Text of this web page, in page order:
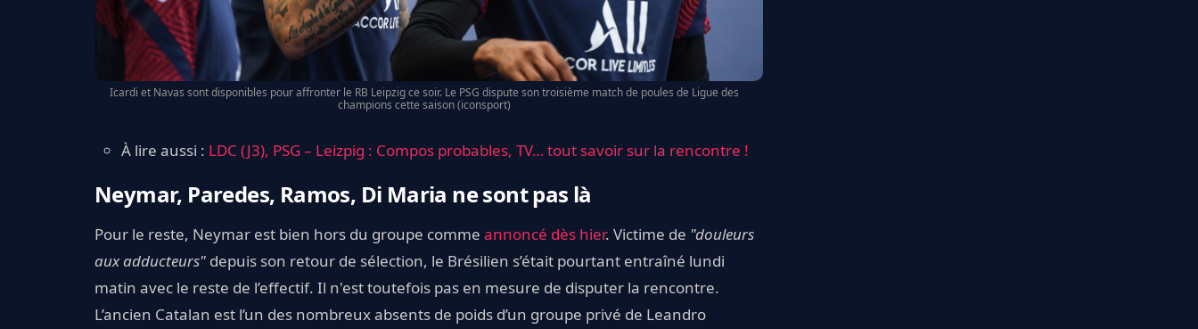
Icardi et Navas sont disponibles pour affronter le RB Leipzig ce soir. Le PSG dispute son troisième match de poules de Ligue des
champions cette saison (iconsport)
À lire aussi : LDC (J3), PSG – Leizpig : Compos probables, TV… tout savoir sur la rencontre !
Neymar, Paredes, Ramos, Di Maria ne sont pas là
Pour le reste, Neymar est bien hors du groupe comme annoncé dès hier. Victime de "douleurs
aux adducteurs" depuis son retour de sélection, le Brésilien s’était pourtant entraîné lundi
matin avec le reste de l’effectif. Il n'est toutefois pas en mesure de disputer la rencontre.
L’ancien Catalan est l’un des nombreux absents de poids d’un groupe privé de Leandro